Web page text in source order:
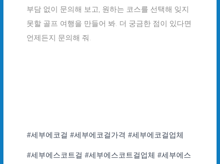
부담 없이 문의해 보고, 원하는 코스를 선택해 잊지
못할 골프 여행을 만들어 봐. 더 궁금한 점이 있다면
언제든지 문의해 줘.
#세부에코걸 #세부에코걸가격 #세부에코걸업체
#세부에스코트걸 #세부에스코트걸업체 #세부에스